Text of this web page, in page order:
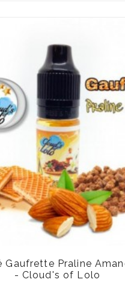
Gaufrette Praline
- Cloud's of Lolo